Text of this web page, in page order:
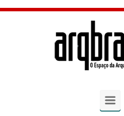
Skip to main content